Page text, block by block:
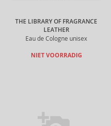
THE LIBRARY OF FRAGRANCE
LEATHER
Eau de Cologne unisex
NIET VOORRADIG